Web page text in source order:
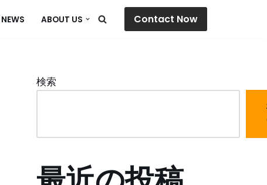
NEWS ABOUT US Contact Now
検索